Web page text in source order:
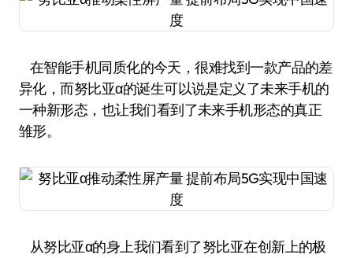
在智能手机同质化的今天，很难找到一款产品的差
异化，而努比亚α的诞生可以说是定义了未来手机的
一种新形态，也让我们看到了未来手机形态的真正
雏形。
从努比亚α的身上我们看到了努比亚在创新上的极